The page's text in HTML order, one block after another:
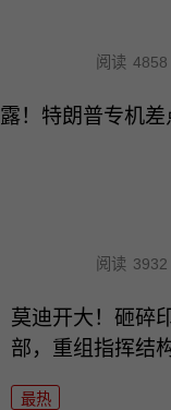
阅读 4858
！特朗普专机差
阅读 3932
莫迪开大！砸碎
部，重组指挥结
最热